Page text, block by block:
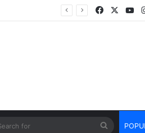
Facebook
Article
Search